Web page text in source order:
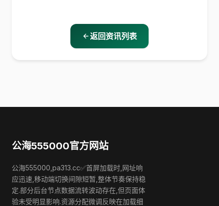
返回资讯列表
公海555000官方网站
公海555000,pa313.cc✅首屏加载时,网址响
应迅速,移动端切换间隙短暂,整体节奏保持稳
定.部分后台节点数据流转波动存在,但页面体
验未受明显影响.资源分配微调反映在加载细